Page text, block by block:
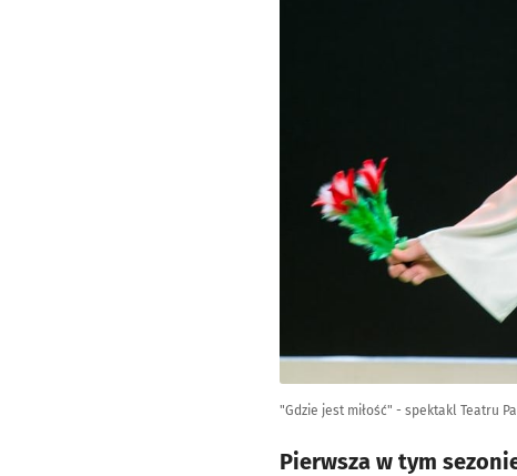
"Gdzie jest miłość" - spektakl Teatru
Pierwsza w tym